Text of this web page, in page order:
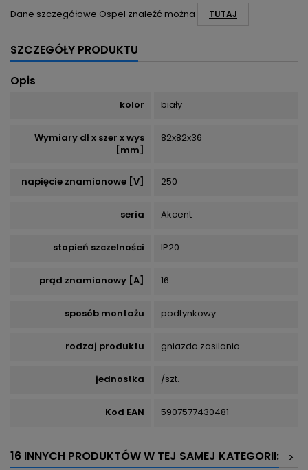
Dane szczegółowe Ospel znaleźć można TUTAJ
SZCZEGÓŁY PRODUKTU
Opis
kolor biały
Wymiary dł x szer x wys
[mm]
82x82x36
napięcie znamionowe [V] 250
seria Akcent
stopień szczelności IP20
prąd znamionowy [A] 16
sposób montażu podtynkowy
rodzaj produktu gniazda zasilania
jednostka /szt.
Kod EAN 5907577430481
16 INNYCH PRODUKTÓW W TEJ SAMEJ KATEGORII:
>